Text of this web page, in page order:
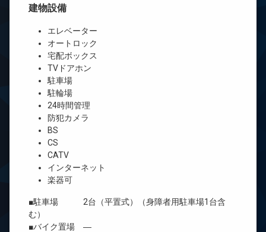
建物設備
エレベーター
オートロック
宅配ボックス
TVドアホン
駐車場
駐輪場
24時間管理
防犯カメラ
BS
CS
CATV
インターネット
楽器可
■駐車場 2台（平置式）（身障者用駐車場1台含
む）
■バイク置場 ―